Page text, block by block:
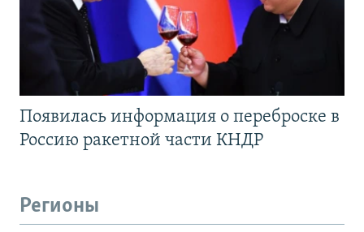
Появилась информация о переброске в
Россию ракетной части КНДР
Регионы